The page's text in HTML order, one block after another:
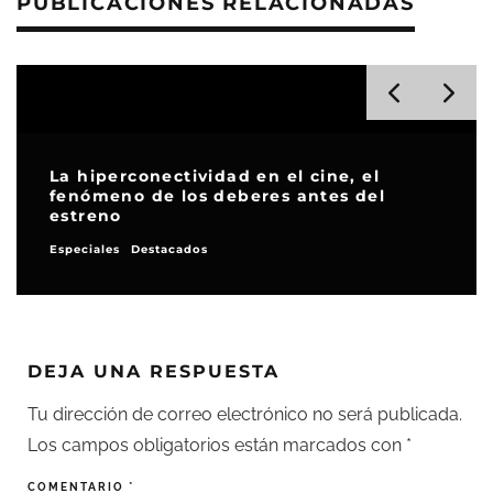
La hiperconectividad en el cine, el
fenómeno de los deberes antes del
estreno
Especiales Destacados
DEJA UNA RESPUESTA
Tu dirección de correo electrónico no será publicada.
Los campos obligatorios están marcados con *
COMENTARIO *